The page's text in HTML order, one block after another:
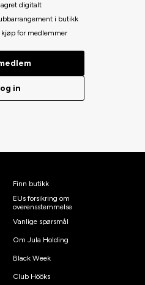
digitalt
i butikk
for medlemmer
in
Finn butikk
EUs forsikring om
overensstemmelse
Vanlige spørsmål
Om Jula Holding
Black Week
Club Hööks